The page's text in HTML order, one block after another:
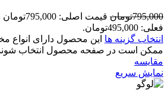
795,000تومان قیمت اصلی: 795,000تومان بود.
فعلی: 495,000تومان.
انتخاب گزینه ها این محصول دارای انواع
ممکن است در صفحه محصول انتخاب
مقايسه
نمایش سریع